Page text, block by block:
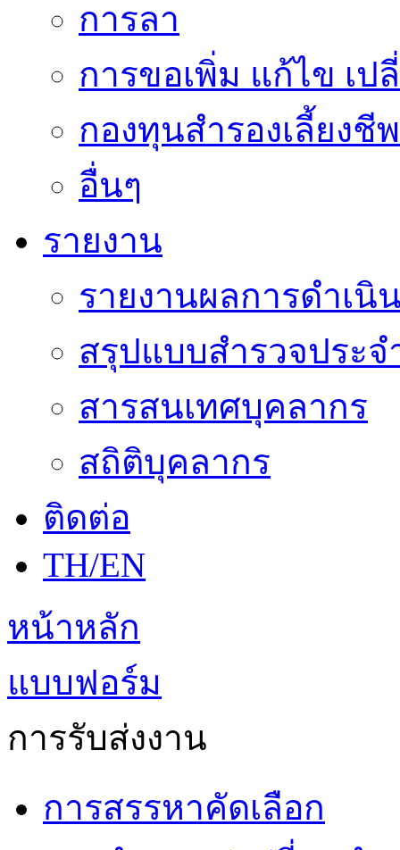
การลา
การขอเพิ่ม แก้ไข เ
กองทุนสำรองเลี้ยงชีพ
อื่นๆ
รายงาน
รายงานผลการดำเนิ
สรุปแบบสำรวจประจ
สารสนเทศบุคลากร
สถิติบุคลากร
ติดต่อ
TH/EN
หน้าหลัก
แบบฟอร์ม
การรับส่งงาน
การสรรหาคัดเลือก